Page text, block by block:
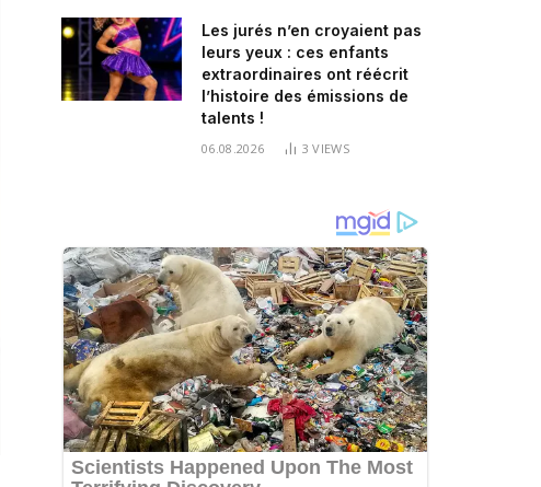
Les jurés n’en croyaient pas
leurs yeux : ces enfants
extraordinaires ont réécrit
l’histoire des émissions de
talents !
06.08.2026 3VIEWS